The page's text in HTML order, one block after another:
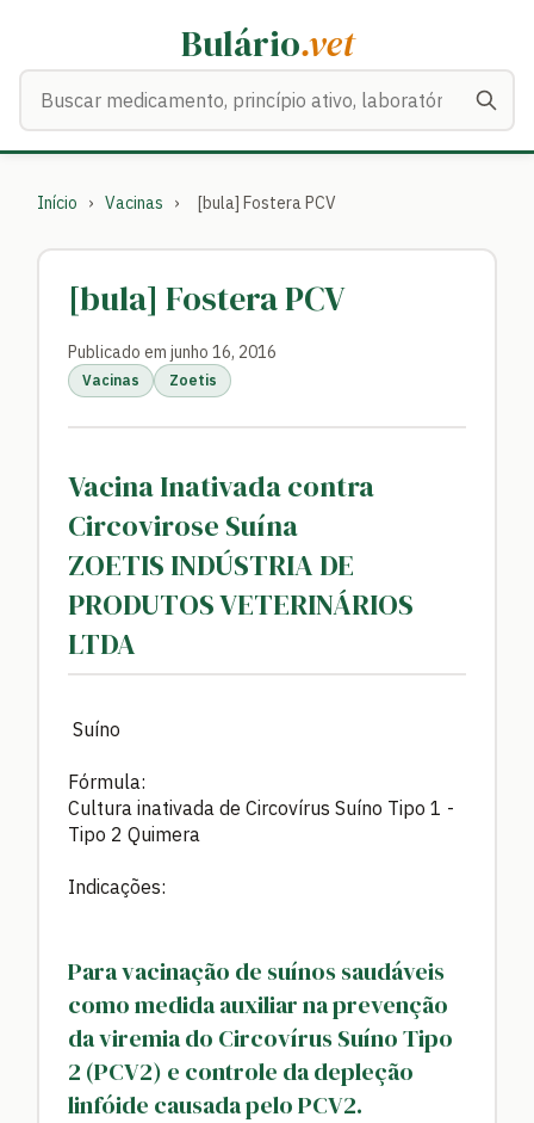
Bulário.vet
Início › Vacinas › [bula] Fostera PCV
[bula] Fostera PCV
Publicado em junho 16, 2016
Vacinas Zoetis
Vacina Inativada contra
Circovirose Suína
ZOETIS INDÚSTRIA DE
PRODUTOS VETERINÁRIOS
LTDA
Suíno
Fórmula:
Cultura inativada de Circovírus Suíno Tipo 1 -
Tipo 2 Quimera
Indicações:
Para vacinação de suínos saudáveis
como medida auxiliar na prevenção
da viremia do Circovírus Suíno Tipo
2 (PCV2) e controle da depleção
linfóide causada pelo PCV2.